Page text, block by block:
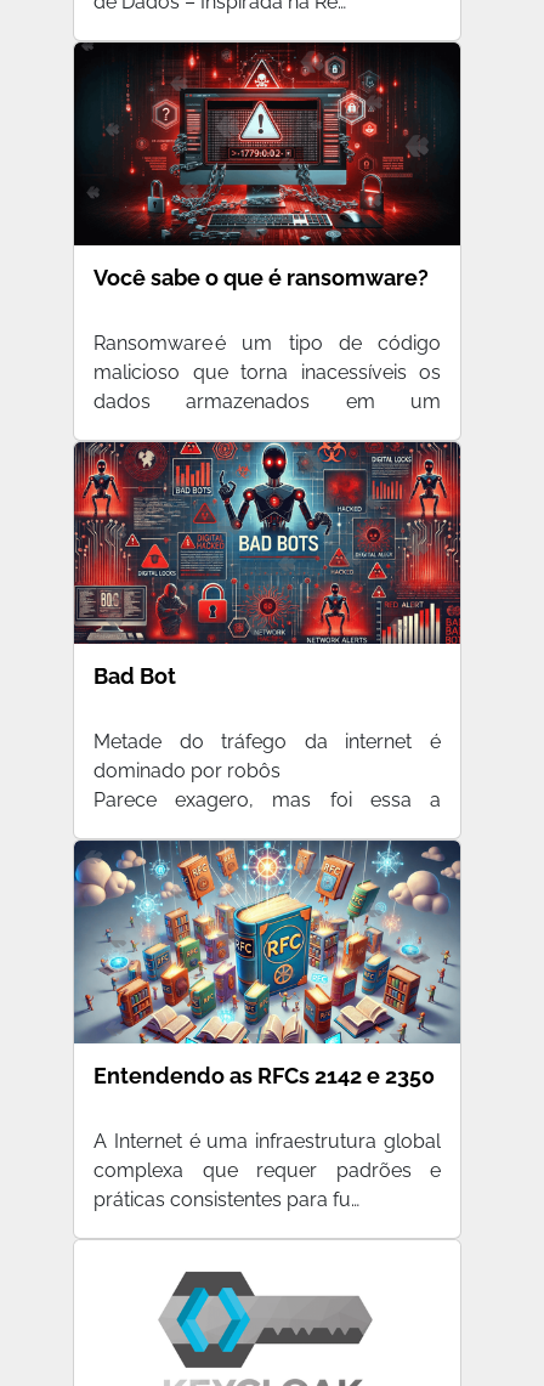
Você sabe o que é ransomware?
Ransomware é um tipo de código
malicioso que torna inacessíveis os
dados armazenados em um
Bad Bot
Metade do tráfego da internet é
dominado por robôs
Parece exagero, mas foi essa a
Entendendo as RFCs 2142 e 2350
A Internet é uma infraestrutura global
complexa que requer padrões e
práticas consistentes para fu…